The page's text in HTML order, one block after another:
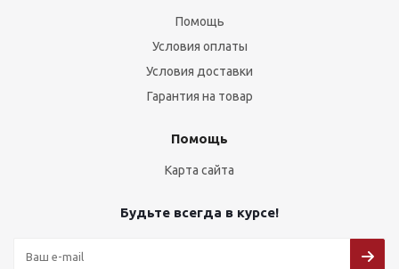
Помощь
Условия оплаты
Условия доставки
Гарантия на товар
Помощь
Карта сайта
Будьте всегда в курсе!